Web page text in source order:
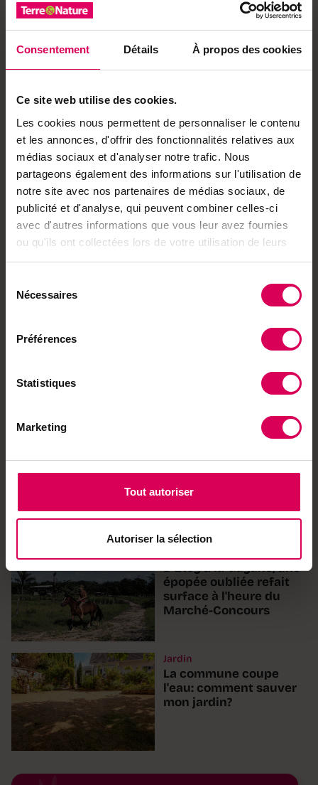
Consentement Détails À propos des cookies
Ce site web utilise des cookies.
Les cookies nous permettent de personnaliser le contenu
et les annonces, d'offrir des fonctionnalités relatives aux
médias sociaux et d'analyser notre trafic. Nous
partageons également des informations sur l'utilisation de
notre site avec nos partenaires de médias sociaux, de
publicité et d'analyse, qui peuvent combiner celles-ci
avec d'autres informations que vous leur avez fournies
ou qu'ils ont collectées lors de votre utilisation de leurs
services.
Nécessaires
Préférences
Statistiques
Marketing
Tout autoriser
Autoriser la sélection
marché européen, concurrencé par la Chine.»
+ d’infos www.lightseeds.ch
Envie de partager ?
Achetez local sur
notre boutique
Découvrez les produits
À lire aussi
La vigneronne aux
multiples couronnes
c'est une question de
santé publique»
D'Etoy à la Guyane, une
épopée oubliée refait
surface à l'heure du
Marché-Concours
Jardin
La commune coupe
l'eau: comment sauver
mon jardin?